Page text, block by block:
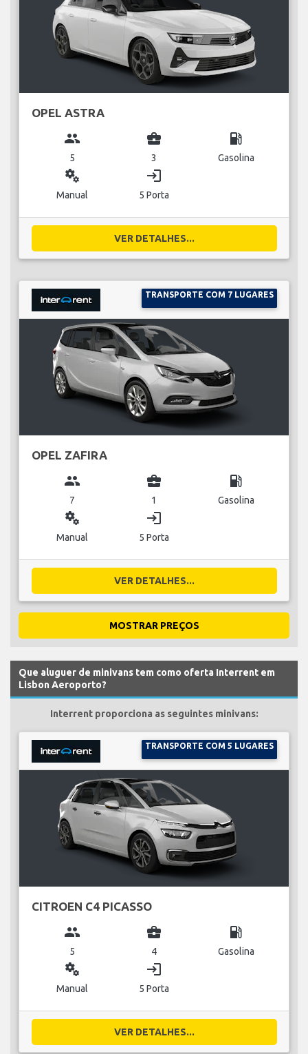
OPEL ASTRA
group
5
business_center
3
local_gas_station
Gasolina
miscellaneous_services
Manual
login
5 Porta
VER DETALHES...
TRANSPORTE COM 7 LUGARES
OPEL ZAFIRA
group
7
business_center
1
local_gas_station
Gasolina
miscellaneous_services
Manual
login
5 Porta
VER DETALHES...
MOSTRAR PREÇOS
Que aluguer de minivans tem como oferta Interrent em
Lisbon Aeroporto?
Interrent proporciona as seguintes minivans:
TRANSPORTE COM 5 LUGARES
CITROEN C4 PICASSO
group
5
business_center
4
local_gas_station
Gasolina
miscellaneous_services
Manual
login
5 Porta
VER DETALHES...